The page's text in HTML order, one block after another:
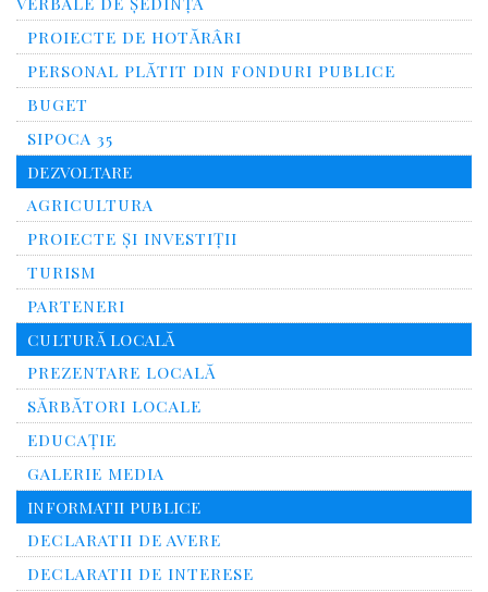
PROIECTE DE HOTĂRÂRI
PERSONAL PLĂTIT DIN FONDURI PUBLICE
BUGET
SIPOCA 35
DEZVOLTARE
AGRICULTURA
PROIECTE ȘI INVESTIȚII
TURISM
PARTENERI
CULTURĂ LOCALĂ
PREZENTARE LOCALĂ
SĂRBĂTORI LOCALE
EDUCAȚIE
GALERIE MEDIA
INFORMATII PUBLICE
DECLARATII DE AVERE
DECLARATII DE INTERESE